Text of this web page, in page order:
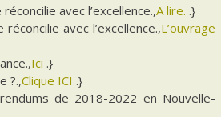
avec l’excellence.,A lire. .}
avec l’excellence.,L’ouvrage
Ici .}
?.,Clique ICI .}
de 2018-2022 en Nouvelle-